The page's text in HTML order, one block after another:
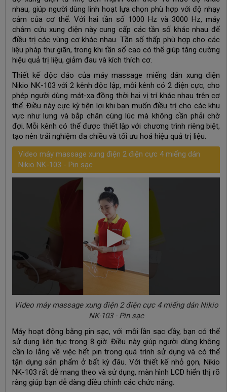
nhau, giúp người dùng linh hoạt lựa chọn phù hợp với độ nhạy
cảm của cơ thể. Với hai tần số 1000 Hz và 3000 Hz, máy
châm cứu xung điện này cung cấp các tần số khác nhau để
điều trị các vùng cơ khác nhau. Tần số thấp phù hợp cho các
liệu pháp thư giãn, trong khi tần số cao có thể giúp tăng cường
hiệu quả trị liệu, giảm đau và kích thích cơ.
Thiết kế độc đáo của máy massage miếng dán xung điện
Nikio NK-103 với 2 kênh độc lập, mỗi kênh có 2 điện cực, cho
phép người dùng mát-xa đồng thời hai vị trí khác nhau trên cơ
thể. Điều này cực kỳ tiện lợi khi bạn muốn điều trị cho các khu
vực như lưng và bắp chân cùng lúc mà không cần phải chờ
đợi. Mỗi kênh có thể được thiết lập với chương trình riêng biệt,
tạo nên trải nghiệm đa chiều và tối ưu hoá hiệu quả trị liệu.
Video máy massage xung điện 2 điện cực 4 miếng dán
Nikio NK-103 - Pin sạc
Video máy massage xung điện 2 điện cực 4 miếng dán Nikio
NK-103 - Pin sạc
Máy hoạt động bằng pin sạc, với mỗi lần sạc đầy, bạn có thể
sử dụng liên tục trong 8 giờ. Điều này giúp người dùng không
cần lo lắng về việc hết pin trong quá trình sử dụng và có thể
tận dụng sản phẩm ở bất kỳ đâu. Với thiết kế nhỏ gọn, Nikio
NK-103 rất dễ mang theo và sử dụng, màn hình LCD hiển thị rõ
ràng giúp bạn dễ dàng điều chỉnh các chức năng.